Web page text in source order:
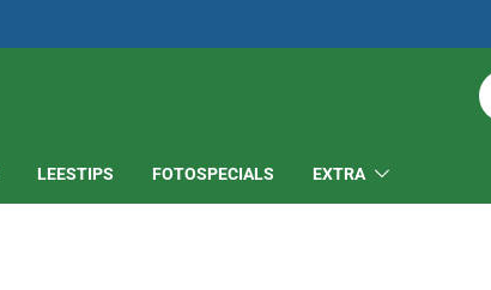
LEESTIPS FOTOSPECIALS EXTRA